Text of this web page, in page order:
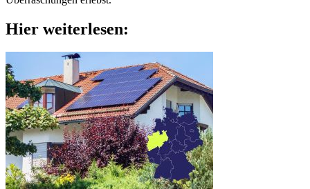
Hier weiterlesen: